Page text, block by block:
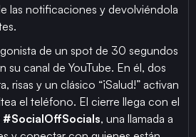
las notificaciones y devolviéndola
de un spot de 30 segundos
su canal de YouTube. En él, dos
risas y un clásico “¡Salud!” activan
el teléfono. El cierre llega con el
#SocialOffSocials, una llamada a